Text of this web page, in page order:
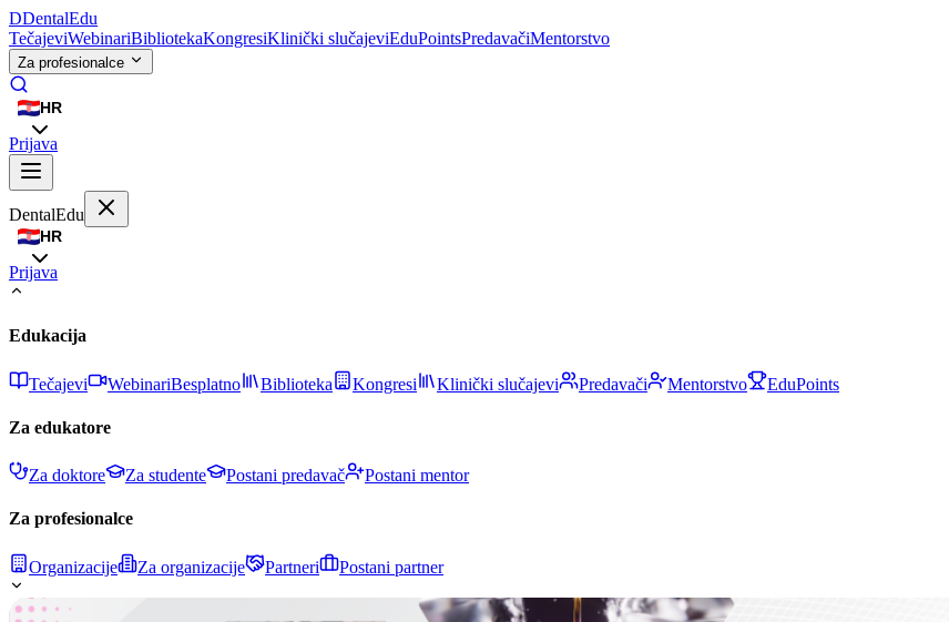
DDentalEdu
TečajeviWebinariBibliotekaKongresiKlinički slučajeviEduPointsPredavačiMentorstvo
Za profesionalce
HR
Prijava
DentalEdu
HR
Prijava
Edukacija
Tečajevi WebinariBesplatno Biblioteka Kongresi Klinički slučajevi Predavači Mentorstvo EduPoints
Za edukatore
Za doktore Za studente Postani predavač Postani mentor
Za profesionalce
Organizacije Za organizacije Partneri Postani partner